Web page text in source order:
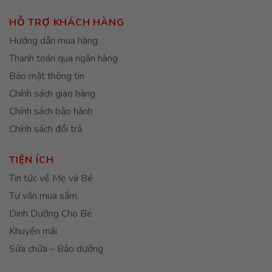
HỖ TRỢ KHÁCH HÀNG
Hướng dẫn mua hàng
Thanh toán qua ngân hàng
Bảo mật thông tin
Chính sách giao hàng
Chính sách bảo hành
Chính sách đổi trả
TIỆN ÍCH
Tin tức về Mẹ và Bé
Tư vấn mua sắm
Dinh Dưỡng Cho Bé
Khuyến mãi
Sửa chữa – Bảo dưỡng